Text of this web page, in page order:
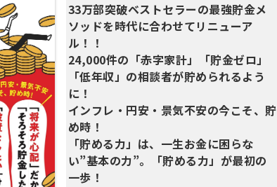
33万部突破ベストセラーの最強貯金メ
ソッドを時代に合わせてリニューア
ル！！
24,000件の「赤字家計」「貯金ゼロ」
「低年収」の相談者が貯められるよう
に！
インフレ・円安・景気不安の今こそ、貯
め時！
「貯める力」は、一生お金に困らな
い”基本の力”。「貯める力」が最初の
一歩！